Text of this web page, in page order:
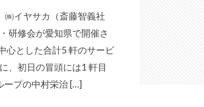
㈱イヤサカ（斎藤智義社
研修会が愛知県で開催さ
心とした合計5 軒のサービ
、初日の冒頭には1 軒目
ープの中村栄治 […]